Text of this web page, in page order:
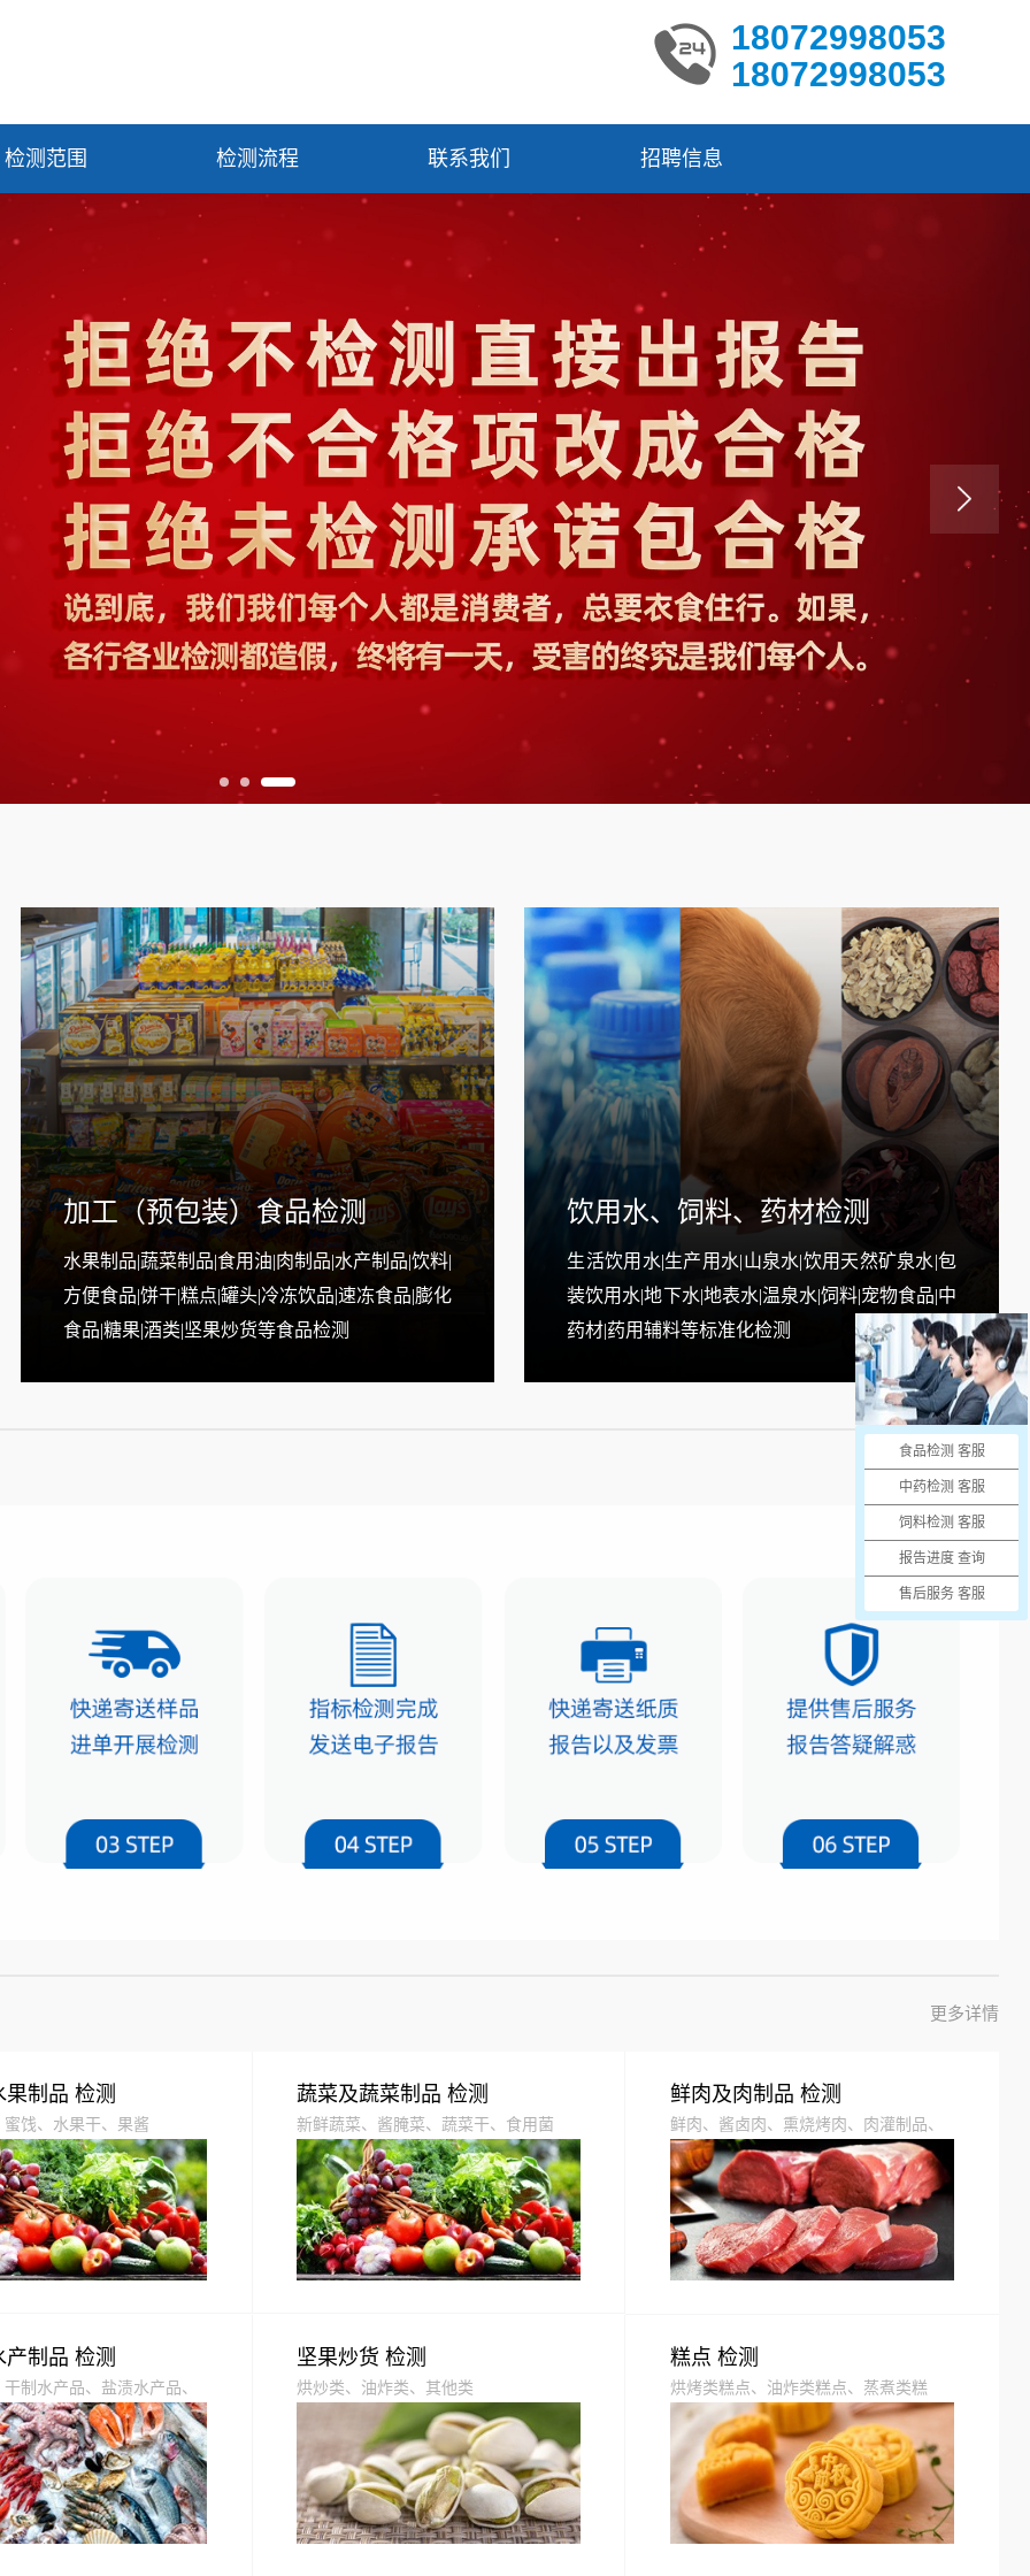
18072998053
18072998053
检测范围 检测流程 联系我们 招聘信息
加工（预包装）食品检测
水果制品|蔬菜制品|食用油|肉制品|水产制品|饮料|
方便食品|饼干|糕点|罐头|冷冻饮品|速冻食品|膨化
食品|糖果|酒类|坚果炒货等食品检测
饮用水、饲料、药材检测
生活饮用水|生产用水|山泉水|饮用天然矿泉水|包
装饮用水|地下水|地表水|温泉水|饲料|宠物食品|中
药材|药用辅料等标准化检测
更多流程
更多详情
制品 检测
饯、水果干、果酱
蔬菜及蔬菜制品 检测
新鲜蔬菜、酱腌菜、蔬菜干、食用菌
鲜肉及肉制品 检测
鲜肉、酱卤肉、熏烧烤肉、肉灌制品、
油炸肉制品、熟肉干制品、发酵肉制
品、预制调理肉制品、腌腊肉制品等
制品 检测
制水产品、盐渍水产品、
味熟制水产品、生食水产
坚果炒货 检测
烘炒类、油炸类、其他类
糕点 检测
烘烤类糕点、油炸类糕点、蒸煮类糕
点、炒制类糕点、其他类糕点
申请
合作
食品检测 客服
中药检测 客服
饲料检测 客服
报告进度 查询
售后服务 客服